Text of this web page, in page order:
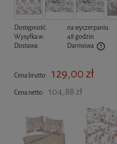
Dostępność:
na wyczerpaniu
Wysyłka w:
48 godzin
Dostawa:
Darmowa
Cena nie zawiera
Cena brutto: 129,00 zł
Cena netto: 104,88 zł